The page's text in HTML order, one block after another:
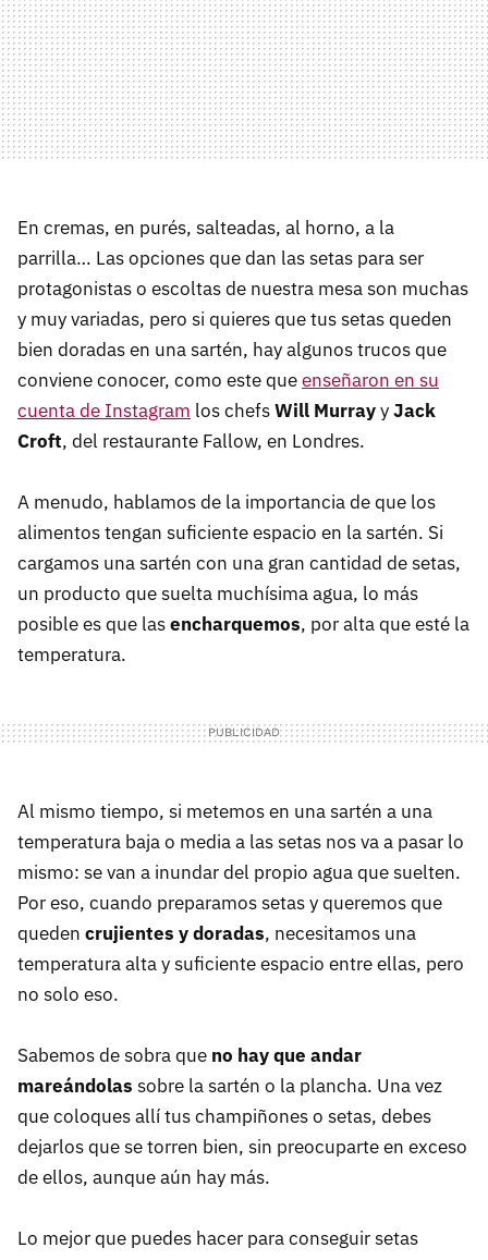
En cremas, en purés, salteadas, al horno, a la
parrilla… Las opciones que dan las setas para ser
protagonistas o escoltas de nuestra mesa son muchas
y muy variadas, pero si quieres que tus setas queden
bien doradas en una sartén, hay algunos trucos que
conviene conocer, como este queenseñaron en su
cuenta de Instagram los chefsWill MurrayyJack
Croft, del restaurante Fallow, en Londres.
A menudo, hablamos de la importancia de que los
alimentos tengan suficiente espacio en la sartén. Si
cargamos una sartén con una gran cantidad de setas,
un producto que suelta muchísima agua, lo más
posible es que lasencharquemos, por alta que esté la
temperatura.
Al mismo tiempo, si metemos en una sartén a una
temperatura baja o media a las setas nos va a pasar lo
mismo: se van a inundar del propio agua que suelten.
Por eso, cuando preparamos setas y queremos que
queden crujientes y doradas, necesitamos una
temperatura alta y suficiente espacio entre ellas, pero
no solo eso.
Sabemos de sobra que no hay que andar
mareándolas sobre la sartén o la plancha. Una vez
que coloques allí tus champiñones o setas, debes
dejarlos que se torren bien, sin preocuparte en exceso
de ellos, aunque aún hay más.
Lo mejor que puedes hacer para conseguir setas